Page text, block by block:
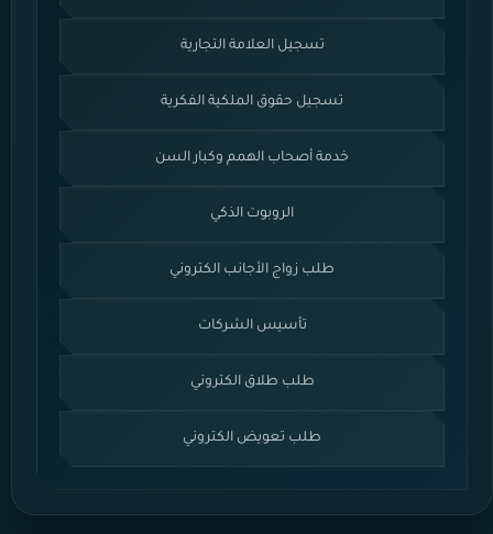
تسجيل العلامة التجارية
تسجيل حقوق الملكية الفكرية
خدمة أصحاب الهمم وكبار السن
الروبوت الذكي
طلب زواج الأجانب الكتروني
تأسيس الشركات
طلب طلاق الكتروني
طلب تعويض الكتروني